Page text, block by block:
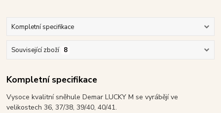
Kompletní specifikace
Související zboží 8
Kompletní specifikace
Vysoce kvalitní sněhule Demar LUCKY M se vyrábějí ve
velikostech 36, 37/38, 39/40, 40/41.